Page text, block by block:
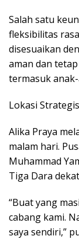
Salah satu
fleksibilitas
disesuaikan
aman dan
termasuk
Lokasi
Alika Praya
malam hari.
Muhammad
Tiga Dara
“Buat yang
cabang kami.
saya sendiri,”